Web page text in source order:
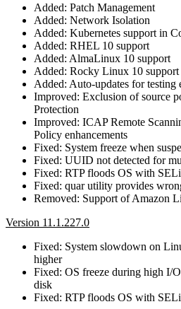
Added: Patch Management
Added: Network Isolation
Added: Kubernetes support in
Added: RHEL 10 support
Added: AlmaLinux 10 support
Added: Rocky Linux 10 support
Added: Auto-updates for testing
Improved: Exclusion of source
Protection
Improved: ICAP Remote
Policy enhancements
Fixed: System freeze when
Fixed: UUID not detected for
Fixed: RTP floods OS with
Fixed: quar utility provides
Removed: Support of Amazon
Version 11.1.227.0
Fixed: System slowdown on
higher
Fixed: OS freeze during high I/
disk
Fixed: RTP floods OS with